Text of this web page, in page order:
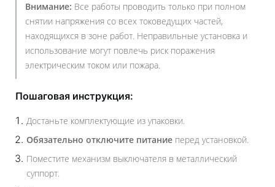
Внимание: Все работы проводить только при полном
снятии напряжения со всех токоведущих частей,
находящихся в зоне работ. Неправильные установка и
использование могут повлечь риск поражения
электрическим током или пожара.
Пошаговая инструкция:
Достаньте комплектующие из упаковки.
Обязательно отключите питание перед установкой.
Поместите механизм выключателя в металлический
суппорт.